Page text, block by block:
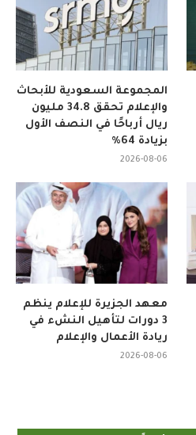
المجموعة السعودية للأبحاث
والإعلام تحقق 34.8 مليون
ريال أرباحًا في النصف الأول
بزيادة 64%
2026-08-06
معهد الجزيرة للإعلام ينظم
3 دورات لتأهيل النشء في
ريادة الأعمال والإعلام
2026-08-06